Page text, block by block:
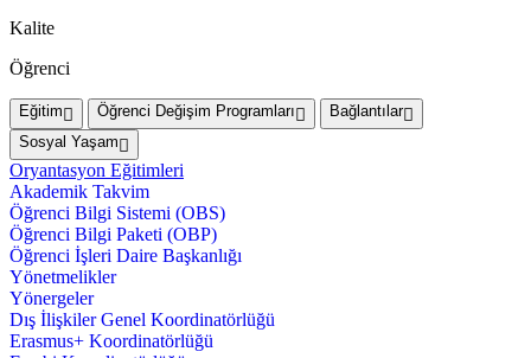
Kalite
Öğrenci
Eğitim Öğrenci Değişim Programları
Bağlantılar
Sosyal Yaşam
Oryantasyon Eğitimleri
Akademik Takvim
Öğrenci Bilgi Sistemi (OBS)
Öğrenci Bilgi Paketi (OBP)
Öğrenci İşleri Daire Başkanlığı
Yönetmelikler
Yönergeler
Dış İlişkiler Genel Koordinatörlüğü
Erasmus+ Koordinatörlüğü